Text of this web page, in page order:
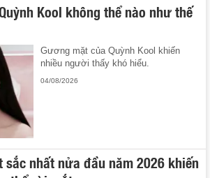
Kool không thể nào như thế
Gương mặt của Quỳnh Kool khiến
nhiều người thấy khó hiểu.
04/08/2026
sắc nhất nửa đầu năm 2026 khiến